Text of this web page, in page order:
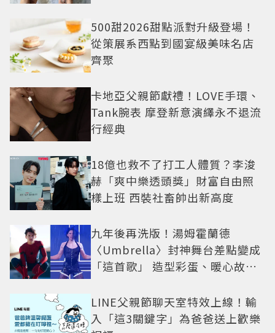
500甜2026甜點派對升級登場！
從策展系西點到國宴級美味名店
齊聚
卡地亞父親節獻禮！LOVE手環、
Tank腕表 摩登新意演繹永不退流
行經典
18億也救不了打工人體質？李浚
赫「爽中樂透頭獎」財富自由照
樣上班 西裝社畜帥出新高度
九年後再洗版！湯姆霍蘭德
〈Umbrella〉封神舞台差點變成
「這首歌」 造型彩蛋、暖心故事
LINE父親節聊天室特效上線！輸
入「這3關鍵字」為爸爸送上歡樂